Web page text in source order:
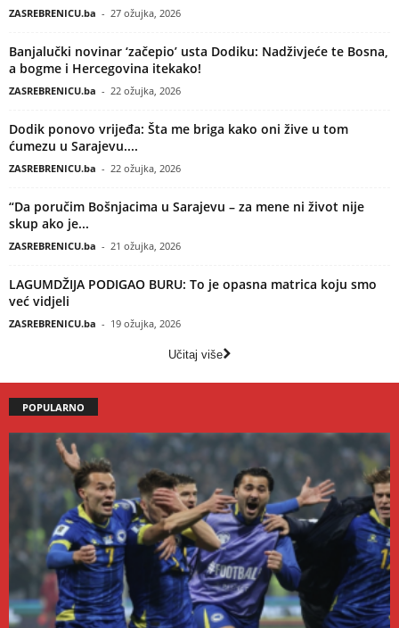
ZASREBRENICU.ba - 27 ožujka, 2026
Banjalučki novinar ‘začepio’ usta Dodiku: Nadživjeće te Bosna,
a bogme i Hercegovina itekako!
ZASREBRENICU.ba - 22 ožujka, 2026
Dodik ponovo vrijeđa: Šta me briga kako oni žive u tom
ćumezu u Sarajevu....
ZASREBRENICU.ba - 22 ožujka, 2026
“Da poručim Bošnjacima u Sarajevu – za mene ni život nije
skup ako je...
ZASREBRENICU.ba - 21 ožujka, 2026
LAGUMDŽIJA PODIGAO BURU: To je opasna matrica koju smo
već vidjeli
ZASREBRENICU.ba - 19 ožujka, 2026
Učitaj više
POPULARNO